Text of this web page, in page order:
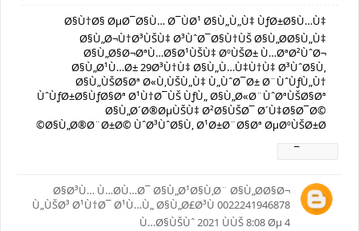
Ø§Ù†Ø§ ØµØ¯Ø§Ù… Ø¯ÙØ¹ Ø§Ù„Ù„Ù‡ ÙƒØ±Ø§Ù…Ù‡
Ø§Ù„Ø¬Ù†Ø³ÙŠÙ‡ Ø³ÙˆØ¯Ø§Ù†ÙŠ Ø§Ù„Ø­Ø§Ù„Ù‡
Ø§Ù„Ø§Ø¬ØªÙ…Ø§Ø¹ÙŠÙ‡ ØºÙŠØ± Ù…ØªØ²ÙˆØ¬
Ø§Ù„Ø¹Ù…Ø± 29Ø³Ù†Ù‡ Ø§Ù„Ù…Ù‡Ù†Ù‡ Ø³ÙˆØ§Ù‚
Ø§Ù„ÙŠØ§Øª Ø«Ù‚ÙŠÙ„Ù‡ Ù„ÙˆØ¯Ø± Ø¨ÙˆÙƒÙ„Ù†
ÙˆÙƒØ±Ø§ÙƒØ§Øª Ø¹Ù†Ø¯ÙŠ ÙƒÙ„ Ø§Ù„Ø«Ø¨ÙˆØªÙŠØ§Øª
Ø§Ù„Ø´Ø®ØµÙŠÙ‡ Ø²Ø§ÙŠØ¯ Ø´Ù‡Ø§Ø¯Ø©
Ø§Ù„Ø®Ø¨Ø±Ø© ÙˆØ³ÙˆØ§Ù‚ Ø¹Ø±Ø¨Ø§Øª ØµØºÙŠØ±Ø©
Ø§Ø³Ù… Ù…Ø­Ù…Ø¯ Ø§Ù„Ø¹Ø§Ù‚Ø¨ Ø§Ù„Ø­Ø§Ø¬
Ù„ÙŠØ³ Ø¹Ù†Ø¯ Ø¹Ù…Ù„ Ø§Ù„Ø£Ø³Ù 0022241946878
4 Ù…Ø§ÙŠÙˆ 2021 ÙÙŠ 8:08 Øµ